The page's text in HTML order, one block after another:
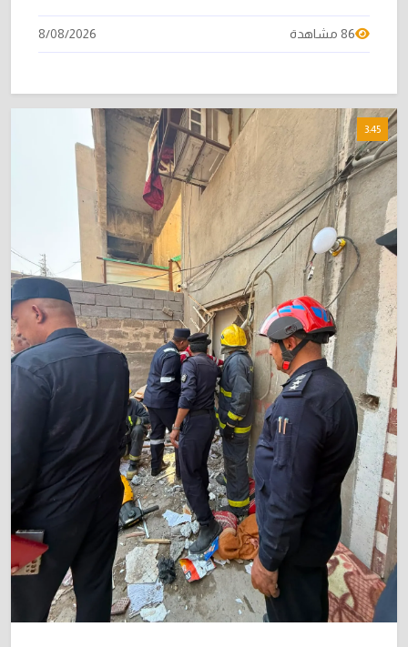
86 مشاهدة 8/08/2026
3:45